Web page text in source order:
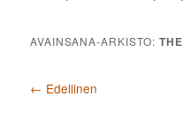
AVAINSANA-ARKISTO:
Artikkelien selaus
← Edellinen